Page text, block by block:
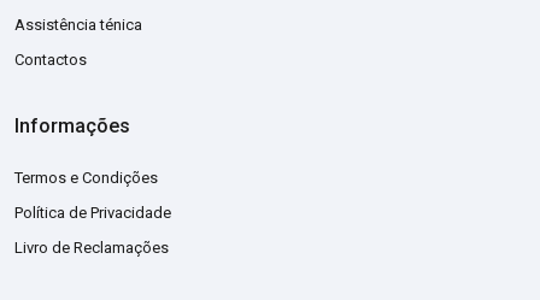
Assistência ténica
Contactos
Informações
Termos e Condições
Política de Privacidade
Livro de Reclamações